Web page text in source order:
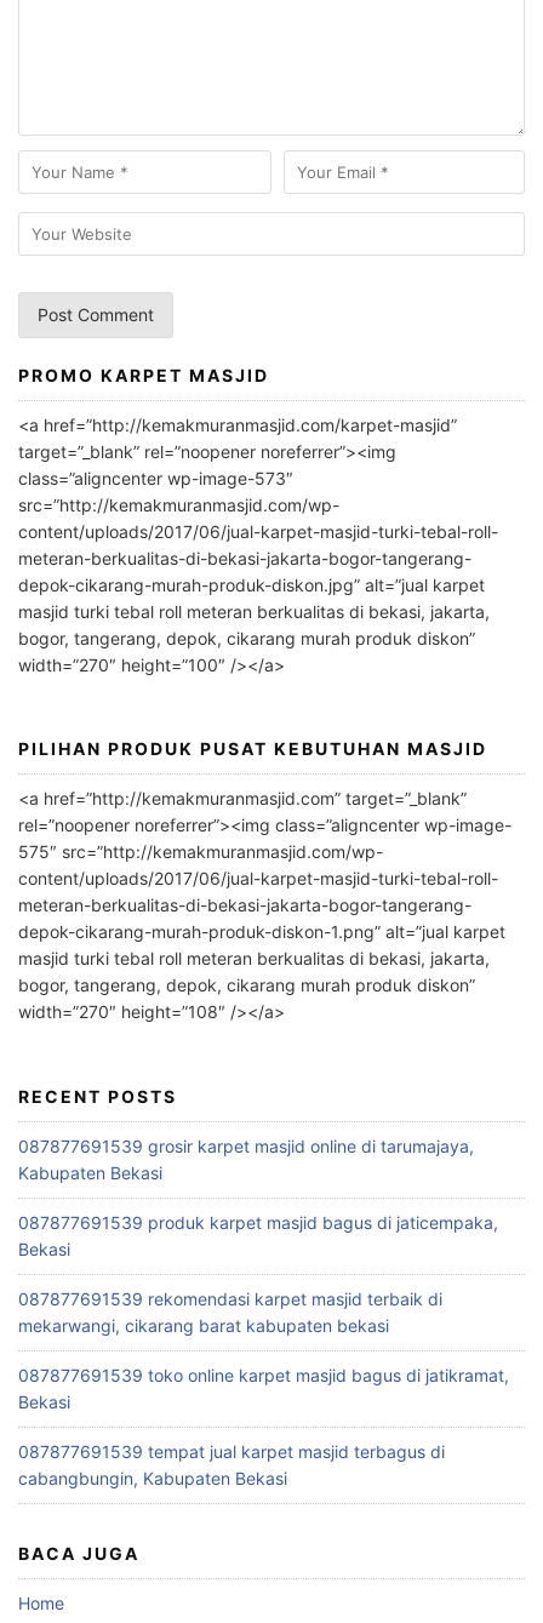
A
l
r
n
a
t
i
v
PROMO KARPET MASJID
<a href=”http://kemakmuranmasjid.com/karpet-masjid”
target=”_blank” rel=”noopener noreferrer”><img
class=”aligncenter wp-image-573″
src=”http://kemakmuranmasjid.com/wp-
content/uploads/2017/06/jual-karpet-masjid-turki-tebal-roll-
meteran-berkualitas-di-bekasi-jakarta-bogor-tangerang-
depok-cikarang-murah-produk-diskon.jpg” alt=”jual karpet
masjid turki tebal roll meteran berkualitas di bekasi, jakarta,
bogor, tangerang, depok, cikarang murah produk diskon”
width=”270″ height=”100″ /></a>
PILIHAN PRODUK PUSAT KEBUTUHAN MASJID
<a href=”http://kemakmuranmasjid.com” target=”_blank”
rel=”noopener noreferrer”><img class=”aligncenter wp-image-
575″ src=”http://kemakmuranmasjid.com/wp-
content/uploads/2017/06/jual-karpet-masjid-turki-tebal-roll-
meteran-berkualitas-di-bekasi-jakarta-bogor-tangerang-
depok-cikarang-murah-produk-diskon-1.png” alt=”jual karpet
masjid turki tebal roll meteran berkualitas di bekasi, jakarta,
bogor, tangerang, depok, cikarang murah produk diskon”
width=”270″ height=”108″ /></a>
RECENT POSTS
087877691539 grosir karpet masjid online di tarumajaya,
Kabupaten Bekasi
087877691539 produk karpet masjid bagus di jaticempaka,
Bekasi
087877691539 rekomendasi karpet masjid terbaik di
mekarwangi, cikarang barat kabupaten bekasi
087877691539 toko online karpet masjid bagus di jatikramat,
Bekasi
087877691539 tempat jual karpet masjid terbagus di
cabangbungin, Kabupaten Bekasi
BACA JUGA
Home